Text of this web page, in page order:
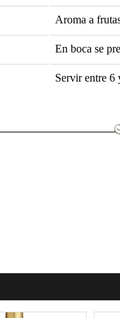
Aroma a
En boca se
Servir entre 6